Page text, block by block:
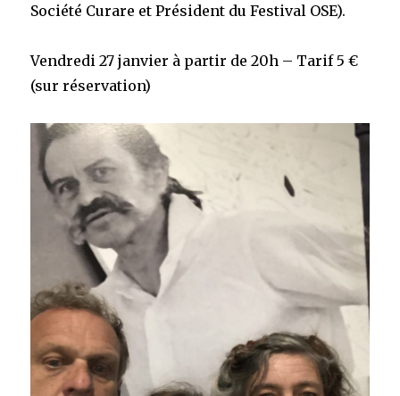
Société Curare et Président du Festival OSE).
Vendredi 27 janvier à partir de 20h – Tarif 5 €
(sur réservation)